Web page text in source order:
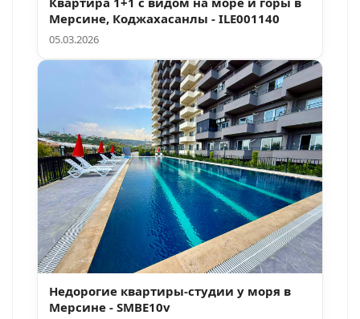
Мерсине, Коджахасанлы - ILE001140
05.03.2026
Недорогие квартиры-студии у моря в
Мерсине - SMBE10v